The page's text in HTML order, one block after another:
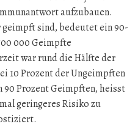
aufzubauen.
sind, bedeutet ein 90-
000 Geimpfte
war rund die Hälfte der
10 Prozent der Ungeimpften
90 Prozent Geimpften, heisst
geringeres Risiko zu